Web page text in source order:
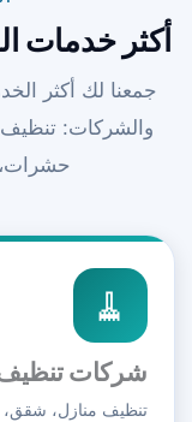
أكثر خدمات
جمعنا لك أكثر
والشركات:
🧹
شركات
تنظيف منازل، شقق،